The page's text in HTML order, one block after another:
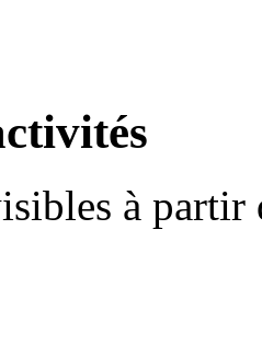
à partir